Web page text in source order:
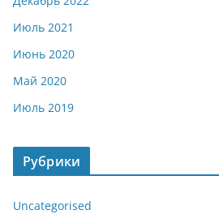
Июль 2021
Июнь 2020
Май 2020
Июль 2019
Рубрики
Uncategorised